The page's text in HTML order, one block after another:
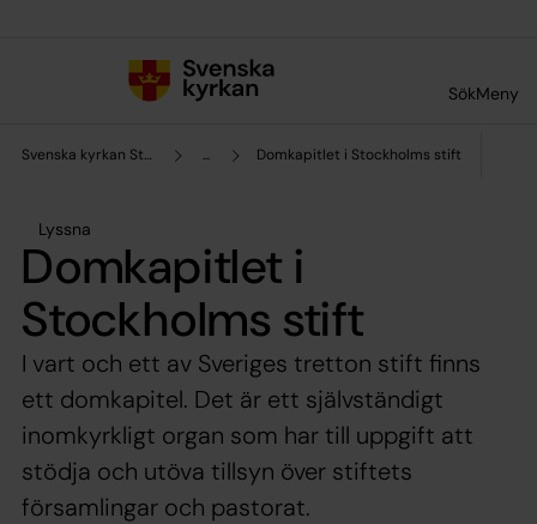
SökMeny
Svenska kyrkan Stockholms stift ... Domkapitlet i Stockholms stift
Lyssna
Domkapitlet i
Stockholms stift
I vart och ett av Sveriges tretton stift finns
ett domkapitel. Det är ett självständigt
inomkyrkligt organ som har till uppgift att
stödja och utöva tillsyn över stiftets
församlingar och pastorat.